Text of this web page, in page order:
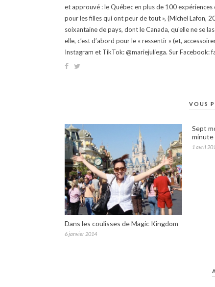
et approuvé : le Québec en plus de 100
pour les filles qui ont peur de tout », (Michel Lafon,
soixantaine de pays, dont le Canada, qu'elle ne se
elle, c’est d’abord pour le « ressentir » (et,
Instagram et TikTok: @mariejuliega. Sur
VOUS
Dans les coulisses de Magic Kingdom
6 janvier 2014
Sept
minute
1 avril